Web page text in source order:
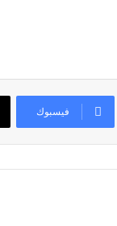
فيسبوك